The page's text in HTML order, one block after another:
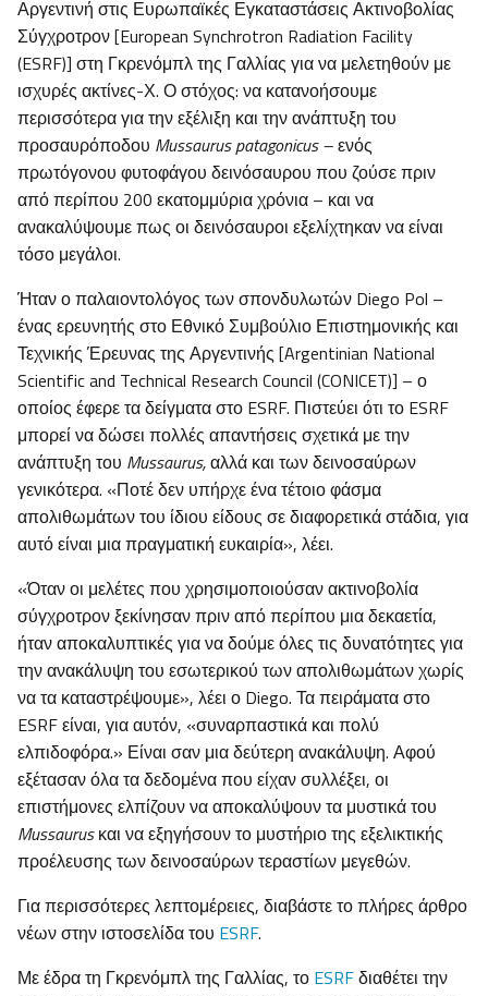
Αργεντινή στις Ευρωπαϊκές Εγκαταστάσεις Ακτινοβολίας
Σύγχροτρον [European Synchrotron Radiation Facility
(ESRF)] στη Γκρενόμπλ της Γαλλίας για να μελετηθούν με
ισχυρές ακτίνες-Χ. Ο στόχος: να κατανοήσουμε
περισσότερα για την εξέλιξη και την ανάπτυξη του
προσαυρόποδου Mussaurus patagonicus –ενός
πρωτόγονου φυτοφάγου δεινόσαυρου που ζούσε πριν
από περίπου 200 εκατομμύρια χρόνια – και να
ανακαλύψουμε πως οι δεινόσαυροι εξελίχτηκαν να είναι
τόσο μεγάλοι.
Ήταν ο παλαιοντολόγος των σπονδυλωτών Diego Pol –
ένας ερευνητής στο Εθνικό Συμβούλιο Επιστημονικής και
Τεχνικής Έρευνας της Αργεντινής [Argentinian National
Scientific and Technical Research Council (CONICET)] – ο
οποίος έφερε τα δείγματα στο ESRF. Πιστεύει ότι το ESRF
μπορεί να δώσει πολλές απαντήσεις σχετικά με την
ανάπτυξη του Mussaurus,αλλά και των δεινοσαύρων
γενικότερα. «Ποτέ δεν υπήρχε ένα τέτοιο φάσμα
απολιθωμάτων του ίδιου είδους σε διαφορετικά στάδια, για
αυτό είναι μια πραγματική ευκαιρία», λέει.
«Όταν οι μελέτες που χρησιμοποιούσαν ακτινοβολία
σύγχροτρον ξεκίνησαν πριν από περίπου μια δεκαετία,
ήταν αποκαλυπτικές για να δούμε όλες τις δυνατότητες για
την ανακάλυψη του εσωτερικού των απολιθωμάτων χωρίς
να τα καταστρέψουμε», λέει ο Diego. Τα πειράματα στο
ESRF είναι, για αυτόν, «συναρπαστικά και πολύ
ελπιδοφόρα.» Είναι σαν μια δεύτερη ανακάλυψη. Αφού
εξέτασαν όλα τα δεδομένα που είχαν συλλέξει, οι
επιστήμονες ελπίζουν να αποκαλύψουν τα μυστικά του
Mussaurusκαι να εξηγήσουν το μυστήριο της εξελικτικής
προέλευσης των δεινοσαύρων τεραστίων μεγεθών.
Για περισσότερες λεπτομέρειες, διαβάστε το πλήρες άρθρο
νέων στην ιστοσελίδα του ESRF.
Με έδρα τη Γκρενόμπλ της Γαλλίας, το ESRFδιαθέτει την